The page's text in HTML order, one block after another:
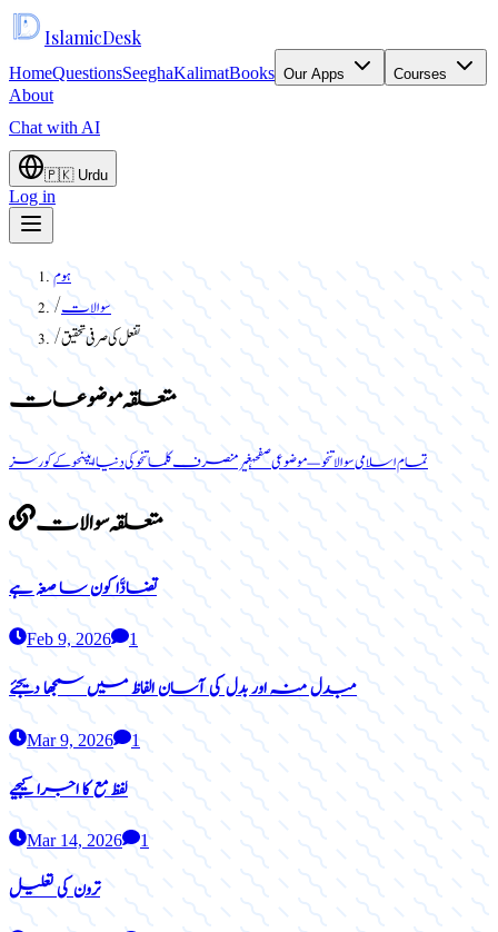
IslamicDesk
HomeQuestionsSeeghaKalimatBooks Our Apps Courses
About
Chat with AI
🇵🇰 Urdu
Log in
ہوم
/سوالات
/تفعل کی صرفی تحقیق
متعلقہ موضوعات
تمام اسلامی سوالاتنحو — موضوعی صفحہغیر منصرف کلماتنحو کی دنیا ایپنحو کے کورسز
متعلقہ سوالات
تضادَّا کون سا صغہ ہے
Feb 9, 2026 1
مبدل منہ اور بدل کی آسان الفاظ میں سمجھا دیجئے
Mar 9, 2026 1
لفظ مع کا اجرا کیجیے
Mar 14, 2026 1
ترون کی تعلیل